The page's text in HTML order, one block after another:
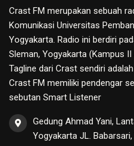
Crast FM merupakan sebuah
Komunikasi Universitas
Yogyakarta. Radio ini berdiri
Sleman, Yogyakarta (Kampus II
Tagline dari Crast sendiri
Crast FM memiliki pendengar
sebutan Smart Listener
Gedung Ahmad Yani,
Yogyakarta JL.